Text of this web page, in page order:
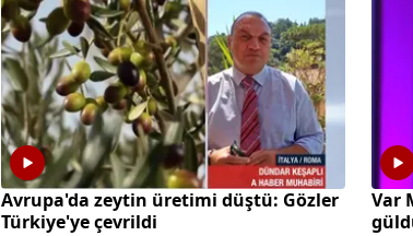
Avrupa'da zeytin üretimi düştü: Gözler
Türkiye'ye çevrildi
Var